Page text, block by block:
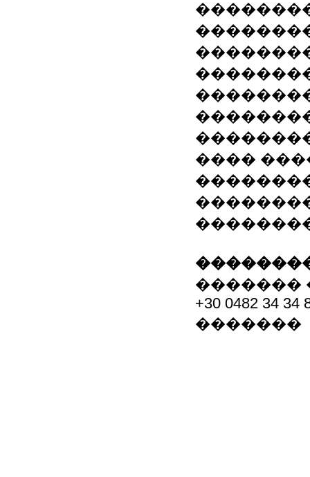
����
�������
+30 0482 34 34
�������